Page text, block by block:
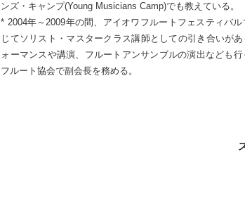
ンズ・キャンプ(Young Musicians Camp)でも教えている。
* 2004年～2009年の間、アイオワフルートフェスティバ
じてソリスト・マスタークラス講師としての引き合いが
ォーマンスや講演、フルートアンサンブルの演出なども
フルート協会で副会長を務める。